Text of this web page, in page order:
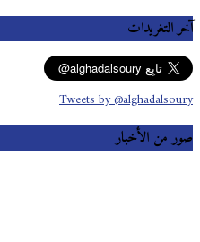
آخر التغريدات
Tweets by @alghadalsoury
صور من الأخبار